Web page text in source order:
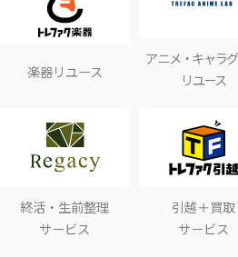
楽器リユース
アニメ・キャラ
リユース
終活・生前整理
サービス
引越＋買取
サービス